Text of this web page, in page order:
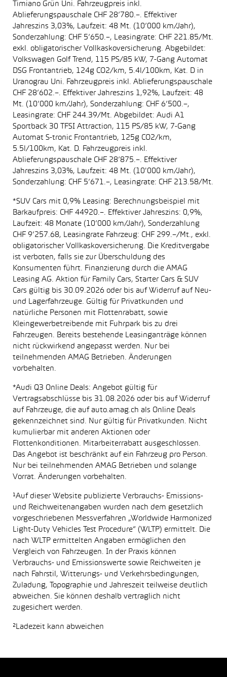
Timiano Grün Uni. Fahrzeugpreis inkl.
Ablieferungspauschale CHF 28’780.–. Effektiver
Jahreszins 3,03%, Laufzeit: 48 Mt. (10’000 km/Jahr),
Sonderzahlung: CHF 5’650.–, Leasingrate: CHF 221.85/Mt.
exkl. obligatorischer Vollkaskoversicherung. Abgebildet:
Volkswagen Golf Trend, 115 PS/85 kW, 7-Gang Automat
DSG Frontantrieb, 124g CO2/km, 5.4l/100km, Kat. D in
Uranograu Uni. Fahrzeugpreis inkl. Ablieferungspauschale
CHF 28’602.–. Effektiver Jahreszins 1,92%, Laufzeit: 48
Mt. (10’000 km/Jahr), Sonderzahlung: CHF 6’500.–,
Leasingrate: CHF 244.39/Mt. Abgebildet: Audi A1
Sportback 30 TFSI Attraction, 115 PS/85 kW, 7-Gang
Automat S-tronic Frontantrieb, 125g CO2/km,
5.5l/100km, Kat. D. Fahrzeugpreis inkl.
Ablieferungspauschale CHF 28’875.–. Effektiver
Jahreszins 3,03%, Laufzeit: 48 Mt. (10'000 km/Jahr),
Sonderzahlung: CHF 5’671.–, Leasingrate: CHF 213.58/Mt.
*SUV Cars mit 0,9% Leasing: Berechnungsbeispiel mit
Barkaufpreis: CHF 44920.–. Effektiver Jahreszins: 0,9%,
Laufzeit: 48 Monate (10’000 km/Jahr), Sonderzahlung
CHF 9’257.68, Leasingrate Fahrzeug: CHF 299.–/Mt., exkl.
obligatorischer Vollkaskoversicherung. Die Kreditvergabe
ist verboten, falls sie zur Überschuldung des
Konsumenten führt. Finanzierung durch die AMAG
Leasing AG. Aktion für Family Cars, Starter Cars & SUV
Cars gültig bis 30.09.2026 oder bis auf Widerruf auf Neu-
und Lagerfahrzeuge. Gültig für Privatkunden und
natürliche Personen mit Flottenrabatt, sowie
Kleingewerbetreibende mit Fuhrpark bis zu drei
Fahrzeugen. Bereits bestehende Leasinganträge können
nicht rückwirkend angepasst werden. Nur bei
teilnehmenden AMAG Betrieben. Änderungen
vorbehalten.
*Audi Q3 Online Deals: Angebot gültig für
Vertragsabschlüsse bis 31.08.2026 oder bis auf Widerruf
auf Fahrzeuge, die auf auto.amag.ch als Online Deals
gekennzeichnet sind. Nur gültig für Privatkunden. Nicht
kumulierbar mit anderen Aktionen oder
Flottenkonditionen. Mitarbeiterrabatt ausgeschlossen.
Das Angebot ist beschränkt auf ein Fahrzeug pro Person.
Nur bei teilnehmenden AMAG Betrieben und solange
Vorrat. Änderungen vorbehalten.
¹Auf dieser Website publizierte Verbrauchs- Emissions-
und Reichweitenangaben wurden nach dem gesetzlich
vorgeschriebenen Messverfahren „Worldwide Harmonized
Light-Duty Vehicles Test Procedure“ (WLTP) ermittelt. Die
nach WLTP ermittelten Angaben ermöglichen den
Vergleich von Fahrzeugen. In der Praxis können
Verbrauchs- und Emissionswerte sowie Reichweiten je
nach Fahrstil, Witterungs- und Verkehrsbedingungen,
Zuladung, Topographie und Jahreszeit teilweise deutlich
abweichen. Sie können deshalb vertraglich nicht
zugesichert werden.
²Ladezeit kann abweichen